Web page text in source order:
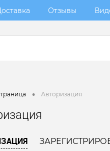
Отзывы
• Авторизация